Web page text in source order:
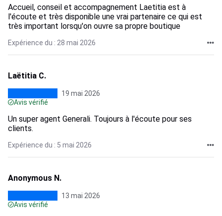
Accueil, conseil et accompagnement Laetitia est à
l'écoute et très disponible une vrai partenaire ce qui est
très important lorsqu'on ouvre sa propre boutique
Expérience du : 28 mai 2026
Laëtitia C.
19 mai 2026
Avis vérifié
Un super agent Generali. Toujours à l'écoute pour ses
clients.
Expérience du : 5 mai 2026
Anonymous N.
13 mai 2026
Avis vérifié